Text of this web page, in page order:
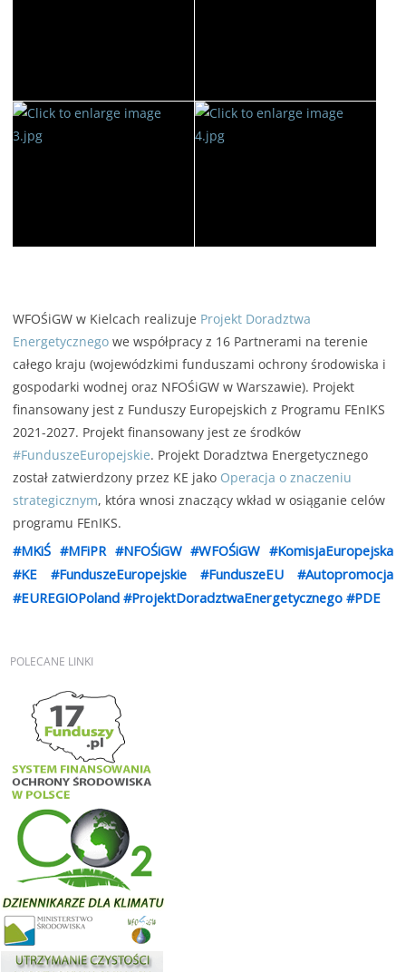
WFOŚiGW w Kielcach realizuje Projekt Doradztwa
Energetycznegowe współpracy z 16 Partnerami na terenie
całego kraju (wojewódzkimi funduszami ochrony środowiska i
gospodarki wodnej oraz NFOŚiGW w Warszawie). Projekt
finansowany jest z Funduszy Europejskich z Programu FEnIKS
2021-2027. Projekt finansowany jest ze środków
#FunduszeEuropejskie. Projekt Doradztwa Energetycznego
został zatwierdzony przez KE jako Operacja o znaczeniu
strategicznym, która wnosi znaczący wkład w osiąganie celów
programu FEnIKS.
#MKiŚ #MFiPR #NFOŚiGW #WFOŚiGW #KomisjaEuropejska
#KE
#FunduszeEuropejskie #FunduszeEU
#Autopromocja
#EUREGIOPoland #ProjektDoradztwaEnergetycznego #PDE
POLECANE LINKI